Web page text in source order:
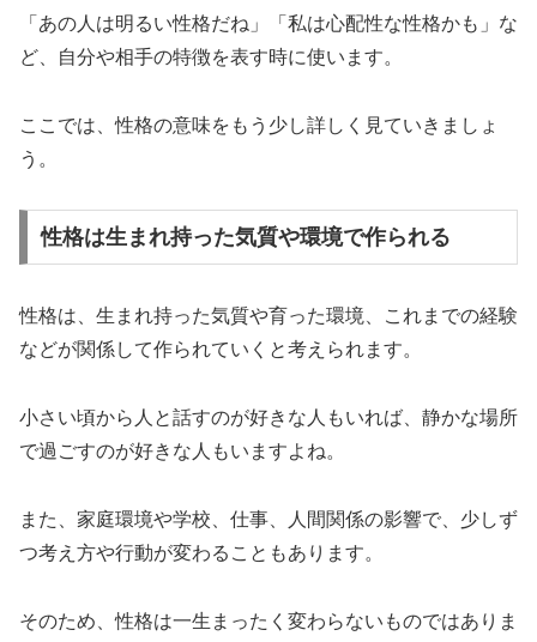
「あの人は明るい性格だね」「私は心配性な性格かも」な
ど、自分や相手の特徴を表す時に使います。
ここでは、性格の意味をもう少し詳しく見ていきましょ
う。
性格は生まれ持った気質や環境で作られる
性格は、生まれ持った気質や育った環境、これまでの経験
などが関係して作られていくと考えられます。
小さい頃から人と話すのが好きな人もいれば、静かな場所
で過ごすのが好きな人もいますよね。
また、家庭環境や学校、仕事、人間関係の影響で、少しず
つ考え方や行動が変わることもあります。
そのため、性格は一生まったく変わらないものではありま